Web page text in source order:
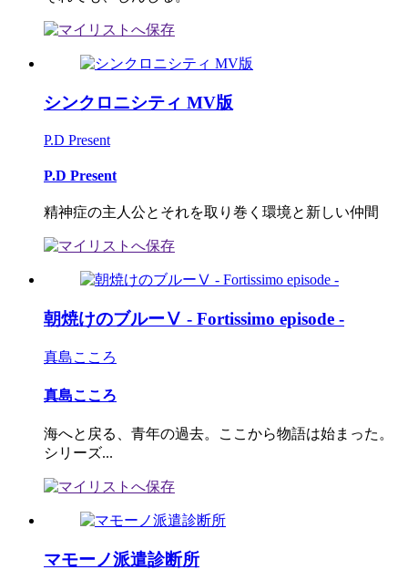
シンクロニシティ MV版
P.D Present
P.D Present
精神症の主人公とそれを取り巻く環境と新しい仲間
朝焼けのブルーⅤ - Fortissimo episode -
真島こころ
真島こころ
海へと戻る、青年の過去。ここから物語は始まった。
シリーズ...
マモーノ派遣診断所